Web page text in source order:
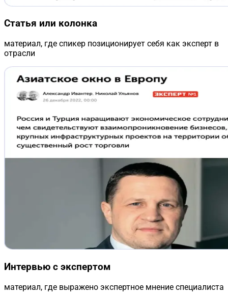
Статья или колонка
материал, где спикер позиционирует себя как эксперт в
отрасли
Интервью с экспертом
материал, где выражено экспертное мнение специалиста